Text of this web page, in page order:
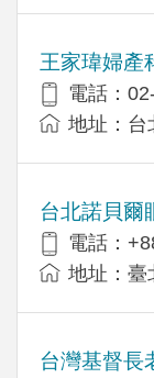
王家瑋婦產
電話：
地址：台
台北諾貝爾
電話：
地址：臺
台灣基督長